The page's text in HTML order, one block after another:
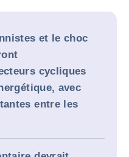
et le choc
cycliques
avec
entre les